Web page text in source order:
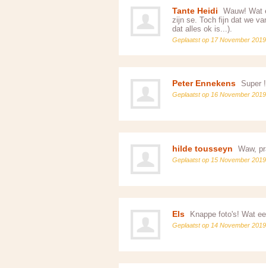
Tante Heidi
Wauw! Wat
zijn se. Toch fijn dat we
dat alles ok is...).
Geplaatst op 17 November 2019
Peter Ennekens Super
Geplaatst op 16 November 2019
hilde tousseyn Waw,
Geplaatst op 15 November 2019
Els Knappe foto's! Wat
Geplaatst op 14 November 2019